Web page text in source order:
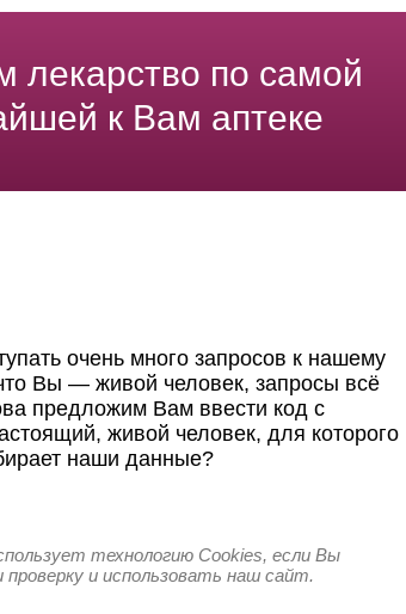
лекарство по самой
к Вам аптеке
очень много запросов к нашему
Вы — живой человек, запросы всё
предложим Вам ввести код с
живой человек, для которого
наши данные?
технологию Cookies, если Вы
и использовать наш сайт.